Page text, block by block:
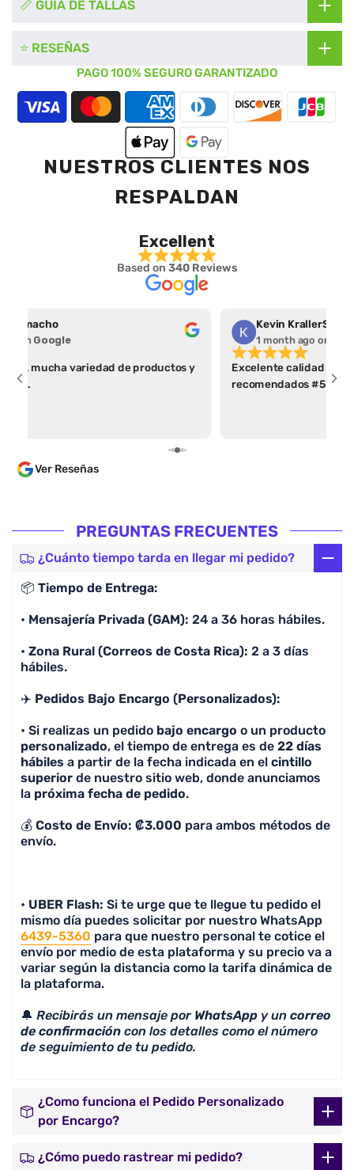
📏 GUÍA DE TALLAS
⭐ RESEÑAS
PAGO 100% SEGURO GARANTIZADO
NUESTROS CLIENTES NOS
RESPALDAN
Excellent
Based on 340 Reviews
Camacho
on Google
mucha variedad de productos y
1 month ago on
Excelente calidad y
recomendados #5811
Ver Reseñas
PREGUNTAS FRECUENTES
¿Cuánto tiempo tarda en llegar mi pedido?
📦 Tiempo de Entrega:
• Mensajería Privada (GAM): 24 a 36 horas hábiles.
• Zona Rural (Correos de Costa Rica): 2 a 3 días
hábiles.
✈️ Pedidos Bajo Encargo (Personalizados):
• Si realizas un pedido bajo encargo o un producto
personalizado, el tiempo de entrega es de 22 días
hábiles a partir de la fecha indicada en el cintillo
superior de nuestro sitio web, donde anunciamos
la próxima fecha de pedido.
💰 Costo de Envío: ₡3.000 para ambos métodos de
envío.
• UBER Flash: Si te urge que te llegue tu pedido el
mismo día puedes solicitar por nuestro WhatsApp
6439-5360 para que nuestro personal te cotice el
envío por medio de esta plataforma y su precio va a
variar según la distancia como la tarifa dinámica de
la plataforma.
🔔 Recibirás un mensaje por WhatsApp y un correo
de confirmación con los detalles como el número
de seguimiento de tu pedido.
¿Como funciona el Pedido Personalizado
por Encargo?
¿Cómo puedo rastrear mi pedido?